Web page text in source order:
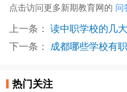
点击访问更多新期教育网的 问
上一条： 读中职学校的几
下一条： 成都哪些学校有
热门关注